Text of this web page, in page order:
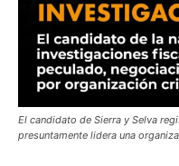
El candidato de Sierra y Selva
presuntamente lidera una